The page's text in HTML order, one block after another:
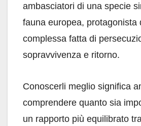
ambasciatori di una specie
fauna europea, protagonista
complessa fatta di
sopravvivenza e ritorno.
Conoscerli meglio significa
comprendere quanto sia
un rapporto più equilibrato